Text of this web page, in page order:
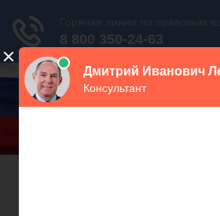
В закладки